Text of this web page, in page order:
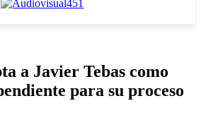
a Javier Tebas como
para su proceso